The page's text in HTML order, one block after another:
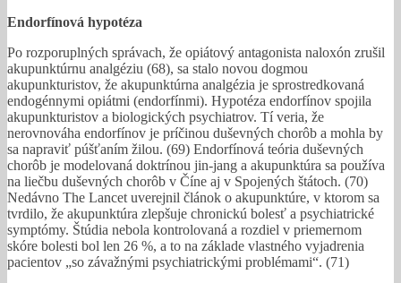
Endorfínová hypotéza
Po rozporuplných správach, že opiátový antagonista naloxón zrušil
akupunktúrnu analgéziu (68), sa stalo novou dogmou
akupunkturistov, že akupunktúrna analgézia je sprostredkovaná
endogénnymi opiátmi (endorfínmi). Hypotéza endorfínov spojila
akupunkturistov a biologických psychiatrov. Tí veria, že
nerovnováha endorfínov je príčinou duševných chorôb a mohla by
sa napraviť púšťaním žilou. (69) Endorfínová teória duševných
chorôb je modelovaná doktrínou jin-jang a akupunktúra sa používa
na liečbu duševných chorôb v Číne aj v Spojených štátoch. (70)
Nedávno The Lancet uverejnil článok o akupunktúre, v ktorom sa
tvrdilo, že akupunktúra zlepšuje chronickú bolesť a psychiatrické
symptómy. Štúdia nebola kontrolovaná a rozdiel v priemernom
skóre bolesti bol len 26 %, a to na základe vlastného vyjadrenia
pacientov „so závažnými psychiatrickými problémami“. (71)